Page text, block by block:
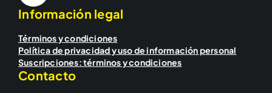
Información legal
Términos y condiciones
Política de privacidad y uso de información personal
Suscripciones: términos y condiciones
Contacto